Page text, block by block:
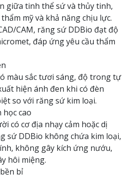
giữa tinh thể sứ và thủy tinh,
mỹ và khả năng chịu lực.
CAM, răng sứ DDBio đạt độ
đáp ứng yêu cầu thẩm
màu sắc tươi sáng, độ trong tự
hiện ánh đen khi có đèn
so với răng sứ kim loại.
cao
có cơ địa nhạy cảm hoặc dị
sứ DDBio không chứa kim loại,
không gây kích ứng nướu,
hôi miệng.
bỉ